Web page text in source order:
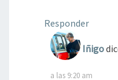
Responder
Iñigo
a las 9:20 am